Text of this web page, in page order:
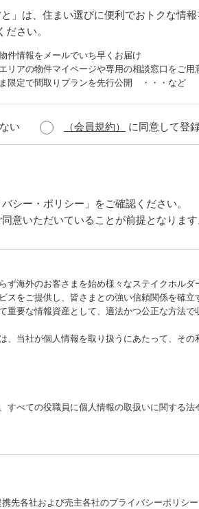
と」は、住まい選びに便利でおトクな情
ださい。
件情報をメールでいち早くお届け
リアの物件マイページや専用の相談窓口をご用
限定で間取りプランを先行公開 ・・・など
い （会員規約） に同意して登
シー・ポリシー」をご確認ください。
意いただいていることが前提となります
海外のお客さまを始め様々なステイクホル
をご提供し、皆さまとの強い信頼関係を確立
要な情報資産として、適法かつ公正な方法で
当社が個人情報を取り扱うにあたって、その
べての役職員に個人情報の取扱いに関する
が取り扱う全ての個人情報に適用されます。
先各社および売主各社のプライバシーポリシ